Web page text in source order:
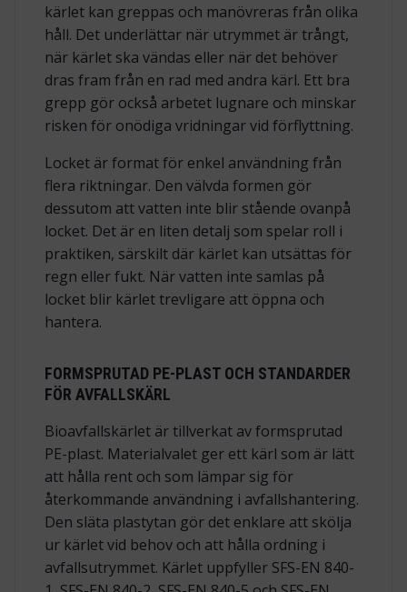
kärlet kan greppas och manövreras från olika
håll. Det underlättar när utrymmet är trångt,
när kärlet ska vändas eller när det behöver
dras fram från en rad med andra kärl. Ett bra
grepp gör också arbetet lugnare och minskar
risken för onödiga vridningar vid förflyttning.
Locket är format för enkel användning från
flera riktningar. Den välvda formen gör
dessutom att vatten inte blir stående ovanpå
locket. Det är en liten detalj som spelar roll i
praktiken, särskilt där kärlet kan utsättas för
regn eller fukt. När vatten inte samlas på
locket blir kärlet trevligare att öppna och
hantera.
FORMSPRUTAD PE-PLAST OCH STANDARDER
FÖR AVFALLSKÄRL
Bioavfallskärlet är tillverkat av formsprutad
PE-plast. Materialvalet ger ett kärl som är lätt
att hålla rent och som lämpar sig för
återkommande användning i avfallshantering.
Den släta plastytan gör det enklare att skölja
ur kärlet vid behov och att hålla ordning i
avfallsutrymmet. Kärlet uppfyller SFS-EN 840-